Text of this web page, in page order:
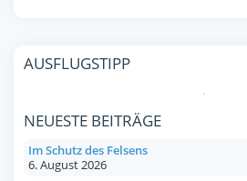
AUSFLUGSTIPP
NEUESTE BEITRÄGE
Im Schutz des Felsens
6. August 2026